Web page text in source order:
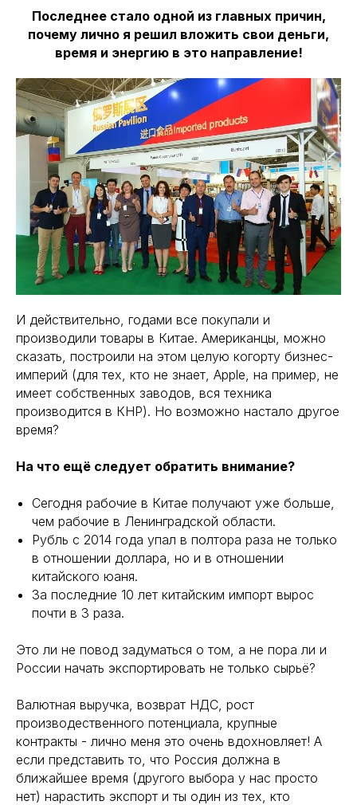
Последнее стало одной из главных причин,
почему лично я решил вложить свои деньги,
время и энергию в это направление!
И действительно, годами все покупали и
производили товары в Китае. Американцы, можно
сказать, построили на этом целую когорту бизнес-
империй (для тех, кто не знает, Apple, на пример, не
имеет собственных заводов, вся техника
производится в КНР). Но возможно настало другое
время?
На что ещё следует обратить внимание?
Сегодня рабочие в Китае получают уже больше,
чем рабочие в Ленинградской области.
Рубль с 2014 года упал в полтора раза не только
в отношении доллара, но и в отношении
китайского юаня.
За последние 10 лет китайским импорт вырос
почти в 3 раза.
Это ли не повод задуматься о том, а не пора ли и
России начать экспортировать не только сырьё?
Валютная выручка, возврат НДС, рост
производественного потенциала, крупные
контракты - лично меня это очень вдохновляет! А
если представить то, что Россия должна в
ближайшее время (другого выбора у нас просто
нет) нарастить экспорт и ты один из тех, кто